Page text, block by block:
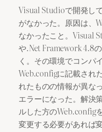
Visual Studioで開発し
がなかった。原因は、
なかったこと。Visual
や.Net Framework 4.8
く。その環境でコンパ
Web.configに記載され
れたものの情報が異な
エラーになった。解決
ルした方のWeb.config
変更する必要があれば